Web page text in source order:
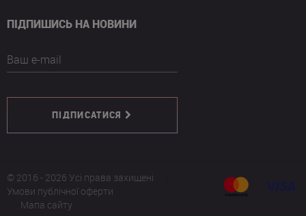
ПІДПИШИСЬ НА НОВИНИ
Ваш e-mail
ПІДПИСАТИСЯ
© 2016 - 2026 Усі права захищені
Умови публічної оферти
Мапа сайту